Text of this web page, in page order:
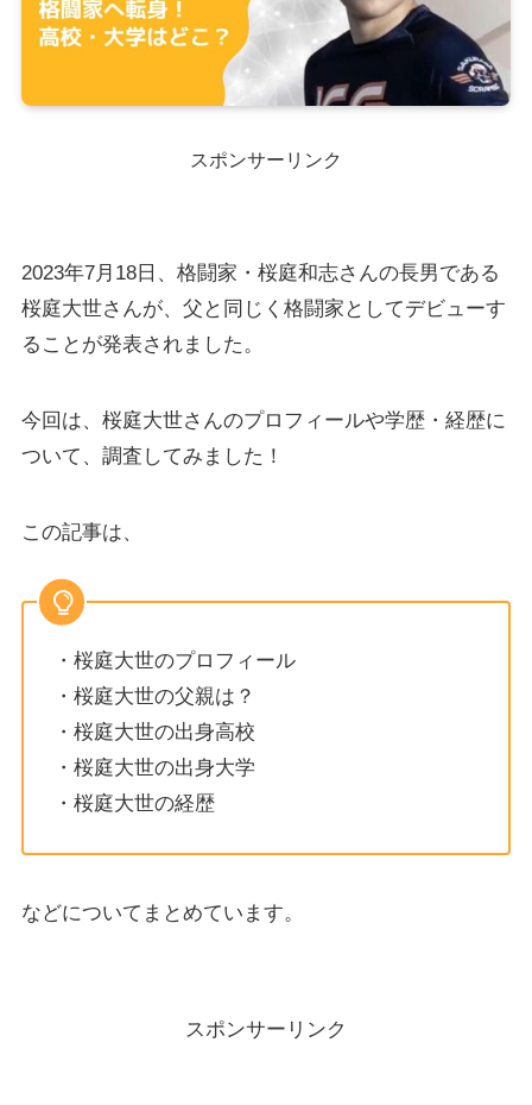
スポンサーリンク
2023年7月18日、格闘家・桜庭和志さんの長男である
桜庭大世さんが、父と同じく格闘家としてデビューす
ることが発表されました。
今回は、桜庭大世さんのプロフィールや学歴・経歴に
ついて、調査してみました！
この記事は、
・桜庭大世のプロフィール
・桜庭大世の父親は？
・桜庭大世の出身高校
・桜庭大世の出身大学
・桜庭大世の経歴
などについてまとめています。
スポンサーリンク